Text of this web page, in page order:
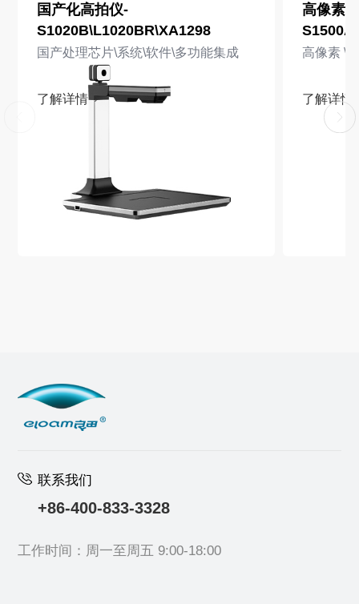
国产化高拍仪-
S1020B\L1020BR\XA1298
国产处理芯片\系统\软件\多功能集成
了解详情
高像素
高像素 \
了解详情
联系我们
+86-400-833-3328
工作时间：周一至周五 9:00-18:00